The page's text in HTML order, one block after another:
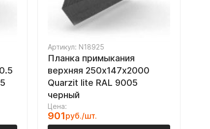
Артикул: N18925
Планка примыкания
верхняя 250х147х2000
Quarzit lite RAL 9005
черный
Цена:
901руб./шт.